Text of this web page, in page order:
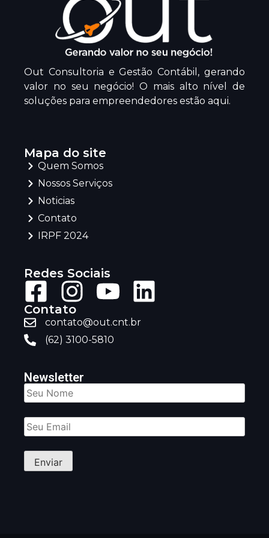
Out Consultoria e Gestão Contábil, gerando
valor no seu negócio! O mais alto nível de
soluções para empreendedores estão aqui.
Mapa do site
Quem Somos
Nossos Serviços
Noticias
Contato
IRPF 2024
Redes Sociais
Contato
contato@out.cnt.br
(62) 3100-5810
Newsletter